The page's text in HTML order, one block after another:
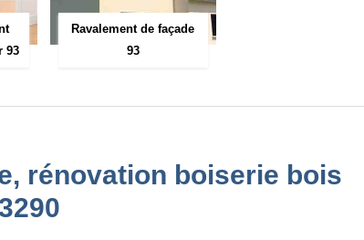
93
Ravalement de façade
93
rénovation boiserie bois